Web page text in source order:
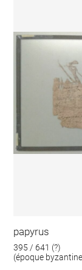
papyrus
395 / 641 (?)
(époque byzantine